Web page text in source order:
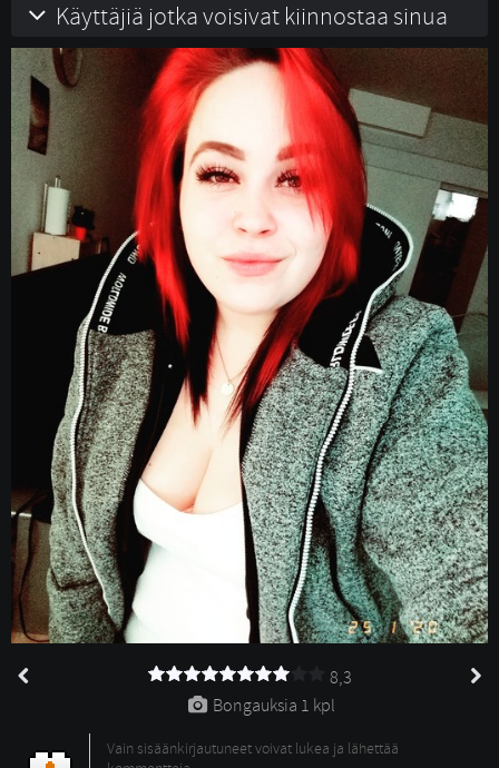
Käyttäjiä jotka voisivat kiinnostaa sinua
8,3
Bongauksia 1 kpl
Vain sisäänkirjautuneet voivat lukea ja lähettää